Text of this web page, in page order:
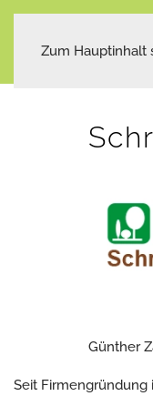
Zum Hauptinhalt
Günther
Seit Firmengründung